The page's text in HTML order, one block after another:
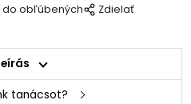
do obľúbených Zdielať
tanácsot?